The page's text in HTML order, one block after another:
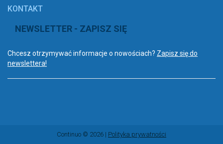
KONTAKT
NEWSLETTER - ZAPISZ SIĘ
Chcesz otrzymywać informacje o nowościach? Zapisz się do
newslettera!
Continuo © 2026 | Polityka prywatności